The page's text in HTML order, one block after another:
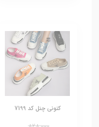
کتونی چنل کد 7199